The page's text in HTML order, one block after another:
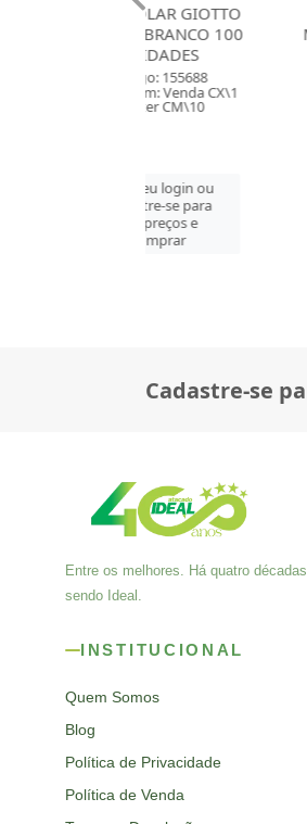
GIZ ESCOLAR
MASTER
Embalagem:
Faça seu login
cadastre-se para
Cadastre-se
Entre os melhores. Há quatro
sendo Ideal.
INSTITUCIONAL
Quem Somos
Blog
Política de Privacidade
Política de Venda